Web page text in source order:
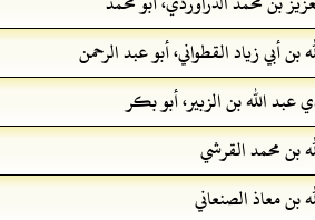
بن أبي زياد القطواني، أبو عبد الرحمن
عبد الله بن الزبير، أبو بكر
بن محمد القرشي
بن معاذ الصنعاني